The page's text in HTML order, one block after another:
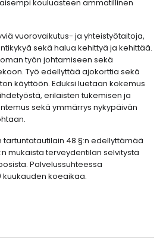
kouluasteen ammatillinen
vuorovaikutus- ja yhteistyötaitoja,
sekä halua kehittyä ja kehittää.
työn johtamiseen sekä
Työ edellyttää ajokorttia sekä
käyttöön. Eduksi luetaan kokemus
erilaisten tukemisen ja
sekä ymmärrys nykypäivän
48 §:n edellyttämää
mukaista terveydentilan selvitystä
Palvelussuhteessa
koeaikaa.